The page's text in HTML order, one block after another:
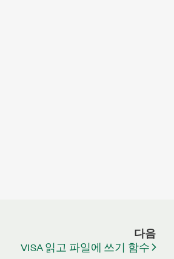
다음
VISA 읽고 파일에 쓰기 함수